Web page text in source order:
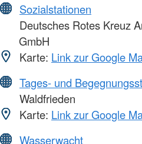
Sozialstationen
Deutsches Rotes Kreuz
GmbH
Karte: Link zur Google
Tages- und
Waldfrieden
Karte: Link zur Google
Wasserwacht